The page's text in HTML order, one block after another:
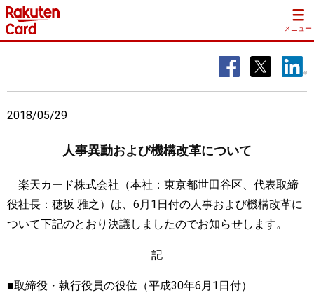
メニュー
2018/05/29
人事異動および機構改革について
楽天カード株式会社（本社：東京都世田谷区、代表取締
役社長：穂坂 雅之）は、6月1日付の人事および機構改革に
ついて下記のとおり決議しましたのでお知らせします。
記
■取締役・執行役員の役位（平成30年6月1日付）